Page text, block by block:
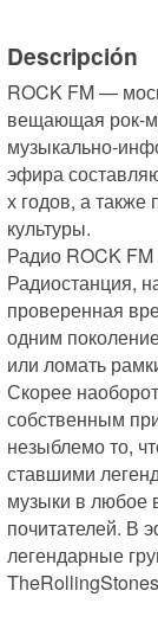
Descripción
ROCK FM —
вещающая рок-
музыкально-
эфира
х годов, а также
культуры.
Радио ROCK FM
Радиостанция,
проверенная
одним
или ломать
Скорее
собственным
незыблемо то,
ставшими
музыки в любое
почитателей. В
легендарные